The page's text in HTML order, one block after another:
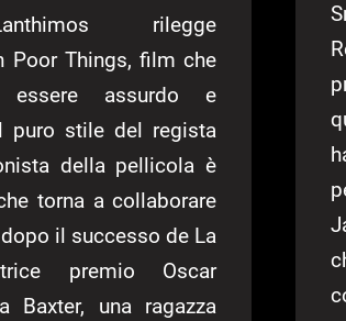
rilegge
Poor Things, film che
assurdo e
puro stile del regista
della pellicola è
torna a collaborare
il successo de La
premio Oscar
Baxter, una ragazza